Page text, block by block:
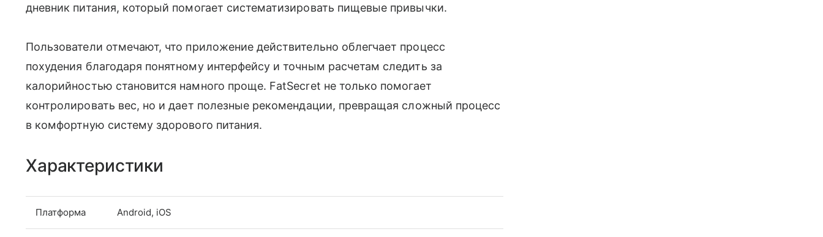
дневник питания, который помогает систематизировать пищевые привычки.
Пользователи отмечают, что приложение действительно облегчает процесс
похудения благодаря понятному интерфейсу и точным расчетам следить за
калорийностью становится намного проще. FatSecret не только помогает
контролировать вес, но и дает полезные рекомендации, превращая сложный процесс
в комфортную систему здорового питания.
Характеристики
Платформа Android, iOS